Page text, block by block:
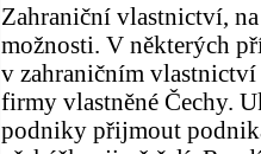
Zahraniční vlastnictví,
možnosti. V některých
v zahraničním
firmy vlastněné Čechy.
podniky přijmout